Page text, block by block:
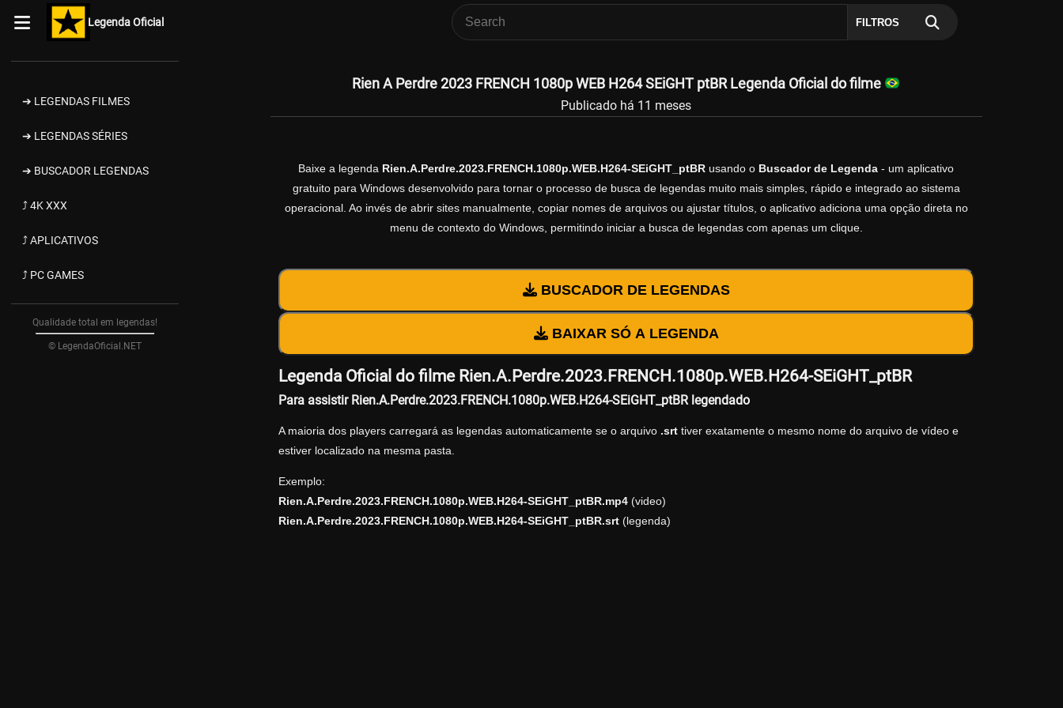
Legenda Oficial FILTROS
➔ LEGENDAS FILMES
➔ LEGENDAS SÉRIES
➔ BUSCADOR LEGENDAS
⤴ 4K XXX
⤴ APLICATIVOS
⤴ PC GAMES
Qualidade total em legendas!
© LegendaOficial.NET
Rien A Perdre 2023 FRENCH 1080p WEB H264 SEiGHT ptBR Legenda Oficial do filme
Publicado há 11 meses
Baixe a legenda Rien.A.Perdre.2023.FRENCH.1080p.WEB.H264-SEiGHT_ptBR usando o Buscador de Legenda - um aplicativo
gratuito para Windows desenvolvido para tornar o processo de busca de legendas muito mais simples, rápido e integrado ao sistema
operacional. Ao invés de abrir sites manualmente, copiar nomes de arquivos ou ajustar títulos, o aplicativo adiciona uma opção direta no
menu de contexto do Windows, permitindo iniciar a busca de legendas com apenas um clique.
BUSCADOR DE LEGENDAS
BAIXAR SÓ A LEGENDA
Legenda Oficial do filme Rien.A.Perdre.2023.FRENCH.1080p.WEB.H264-SEiGHT_ptBR
Para assistir Rien.A.Perdre.2023.FRENCH.1080p.WEB.H264-SEiGHT_ptBR legendado
A maioria dos players carregará as legendas automaticamente se o arquivo .srttiver exatamente o mesmo nome do arquivo de vídeo e
estiver localizado na mesma pasta.
Exemplo:
Rien.A.Perdre.2023.FRENCH.1080p.WEB.H264-SEiGHT_ptBR.mp4(video)
Rien.A.Perdre.2023.FRENCH.1080p.WEB.H264-SEiGHT_ptBR.srt(legenda)